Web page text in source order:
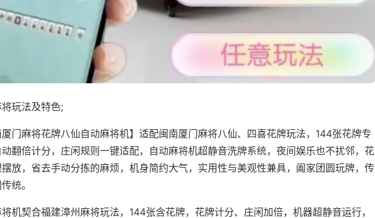
玩法及特色;
厦门麻将花牌八仙自动麻将机】适配闽南厦门麻将八仙、四喜花牌玩法，144张花牌专
翻倍计分，庄闲规则一键适配，自动麻将机超静音洗牌系统，夜间娱乐也不扰邻，花
放，省去手动分拣的麻烦，机身简约大气，实用性与美观性兼具，阖家团圆玩牌，传
统。
机契合福建漳州麻将玩法，144张含花牌，花牌计分、庄闲加倍，机器超静音运行，